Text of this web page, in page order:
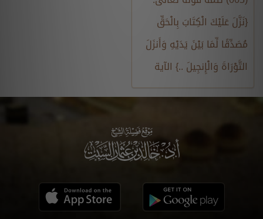
{نَزَّلَ عَلَيْكَ الْكِتَابَ بِالْحَقِّ
مُصَدِّقًا لِّمَا بَيْنَ يَدَيْهِ وَأَنزَلَ
التَّوْرَاةَ وَالْإِنجِيلَ ..} الآية